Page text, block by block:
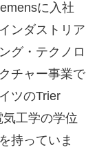
に入社
ンダストリア
グ・テクノロ
チャー事業で
ツのTrier
工学の学位
持っていま